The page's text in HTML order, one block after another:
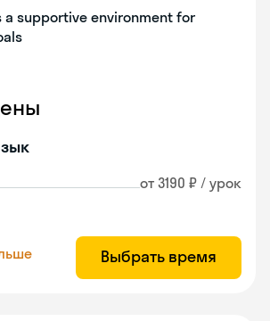
a supportive environment for
от 3190 ₽ / урок
Выбрать время